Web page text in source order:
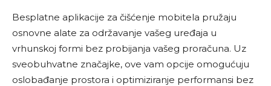
Besplatne aplikacije za čišćenje mobitela pružaju
osnovne alate za održavanje vašeg uređaja u
vrhunskoj formi bez probijanja vašeg proračuna. Uz
sveobuhvatne značajke, ove vam opcije omogućuju
oslobađanje prostora i optimiziranje performansi bez